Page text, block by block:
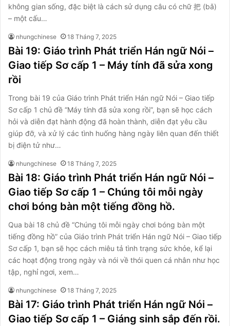
không gian sống, đặc biệt là cách sử dụng câu có chữ 把 (bǎ)
– một cấu…
nhungchinese 18 Tháng 7, 2025
Bài 19: Giáo trình Phát triển Hán ngữ Nói –
Giao tiếp Sơ cấp 1 – Máy tính đã sửa xong
rồi
Trong bài 19 của Giáo trình Phát triển Hán ngữ Nói – Giao tiếp
Sơ cấp 1 chủ đề “Máy tính đã sửa xong rồi”, bạn sẽ học cách
hỏi và diễn đạt hành động đã hoàn thành, diễn đạt yêu cầu
giúp đỡ, và xử lý các tình huống hàng ngày liên quan đến thiết
bị điện tử như…
nhungchinese 18 Tháng 7, 2025
Bài 18: Giáo trình Phát triển Hán ngữ Nói –
Giao tiếp Sơ cấp 1 – Chúng tôi mỗi ngày
chơi bóng bàn một tiếng đồng hồ.
Qua bài 18 chủ đề “Chúng tôi mỗi ngày chơi bóng bàn một
tiếng đồng hồ” của Giáo trình Phát triển Hán ngữ Nói – Giao tiếp
Sơ cấp 1, bạn sẽ học cách miêu tả tình trạng sức khỏe, kể lại
các hoạt động trong ngày và nói về thói quen cá nhân như học
tập, nghỉ ngơi, xem…
nhungchinese 18 Tháng 7, 2025
Bài 17: Giáo trình Phát triển Hán ngữ Nói –
Giao tiếp Sơ cấp 1 – Giáng sinh sắp đến rồi.